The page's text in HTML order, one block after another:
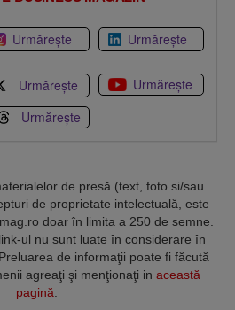
Urmărește Urmărește
Urmărește
Urmărește
Urmărește
de presă (text, foto si/sau
de proprietate intelectuală, este
doar în limita a 250 de semne.
ul nu sunt luate în considerare în
de informaţii poate fi făcută
agreaţi şi menţionaţi in această
pagină.